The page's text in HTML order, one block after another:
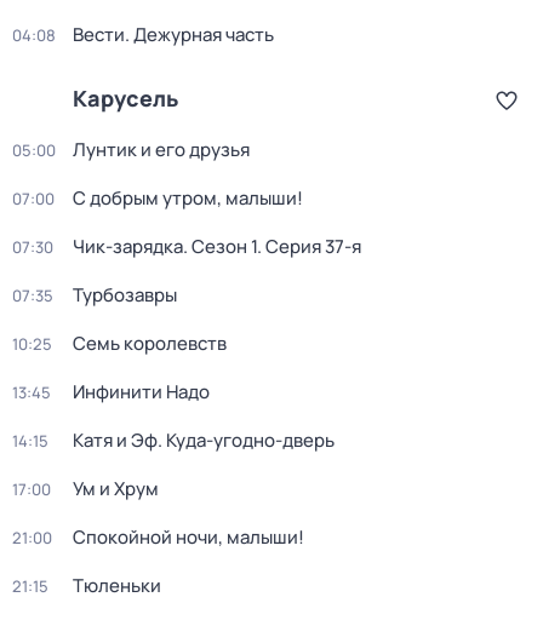
04:08 Вести. Дежурная часть
Карусель
05:00 Лунтик и его друзья
07:00 С добрым утром, малыши!
07:30 Чик-зарядка. Сезон 1. Серия 37-я
07:35 Турбозавры
10:25 Семь королевств
13:45 Инфинити Надо
14:15 Катя и Эф. Куда-угодно-дверь
17:00 Ум и Хрум
21:00 Спокойной ночи, малыши!
21:15 Тюленьки